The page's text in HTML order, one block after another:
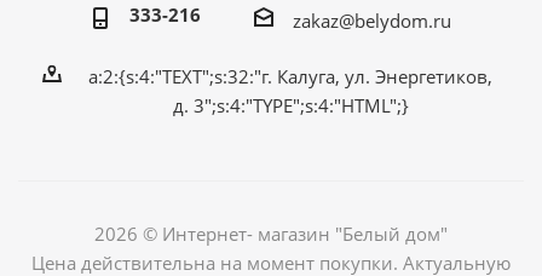
333-216 zakaz@belydom.ru
a:2:{s:4:"TEXT";s:32:"г. Калуга, ул. Энергетиков,
д. 3";s:4:"TYPE";s:4:"HTML";}
2026 © Интернет- магазин "Белый дом"
Цена действительна на момент покупки. Актуальную